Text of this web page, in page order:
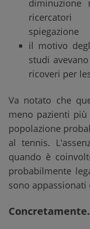
spiegazione
il motivo
studi
ricoveri per
Va notato che
meno pazienti
popolazione
al tennis.
quando è
probabilmente
sono